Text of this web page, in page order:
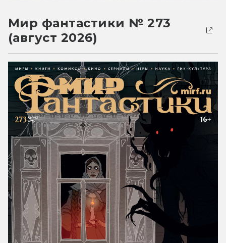
Мир фантастики № 273
(август 2026)